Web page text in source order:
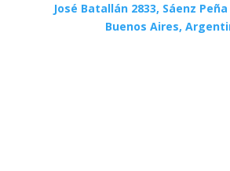
José Batallán 2833, Sáenz Peña
Buenos Aires,